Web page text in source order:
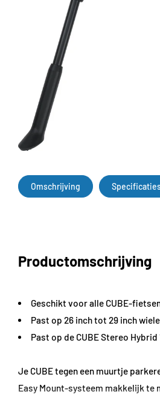
Omschrijving
Productomschrijving
Geschikt voor alle CUBE-
Past op 26 inch tot 29 inch
Past op de CUBE Stereo
Je CUBE tegen een muurtje
Easy Mount-systeem makkelijk te